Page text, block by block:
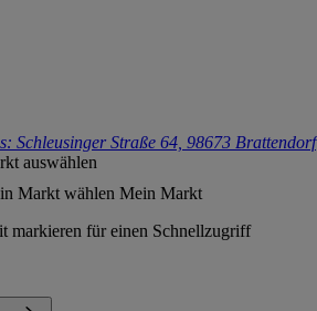
Schleusinger Straße 64, 98673 Brattendorf
auswählen
Markt wählen Mein Markt
markieren für einen Schnellzugriff